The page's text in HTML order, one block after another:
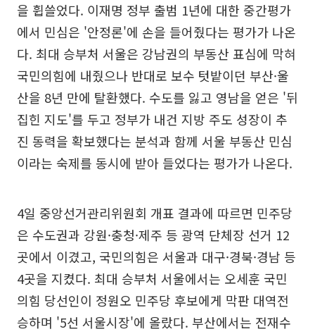
을 휩쓸었다. 이재명 정부 출범 1년에 대한 중간평가
에서 민심은 '안정론'에 손을 들어줬다는 평가가 나온
다. 최대 승부처 서울은 강남권의 부동산 표심에 막혀
국민의힘에 내줬으나 반대로 보수 텃밭이던 부산·울
산을 8년 만에 탈환했다. 수도를 잃고 영남을 얻은 '뒤
집힌 지도'를 두고 정부가 내건 지방 주도 성장이 추
진 동력을 확보했다는 분석과 함께 서울 부동산 민심
이라는 숙제를 동시에 받아 들었다는 평가가 나온다.
4일 중앙선거관리위원회 개표 결과에 따르면 민주당
은 수도권과 강원·충청·제주 등 광역 단체장 선거 12
곳에서 이겼고, 국민의힘은 서울과 대구·경북·경남 등
4곳을 지켰다. 최대 승부처 서울에서는 오세훈 국민
의힘 당선인이 정원오 민주당 후보에게 막판 대역전
승하며 '5선 서울시장'에 올랐다. 부산에서는 전재수